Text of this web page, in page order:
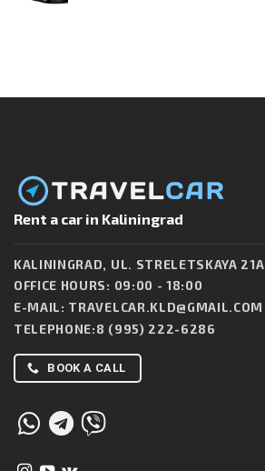
Rent a car in Kaliningrad
KALININGRAD, UL. STRELETSKAYA 21A
OFFICE HOURS: 09:00 - 18:00
E-MAIL: TRAVELCAR.KLD@GMAIL.COM
TELEPHONE:8 (995) 222-6286
BOOK A CALL